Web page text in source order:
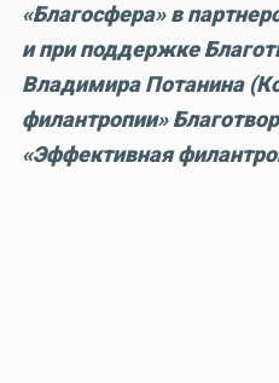
«Благосфера» в
и при поддержке
Владимира Потанина
филантропии»
«Эффективная